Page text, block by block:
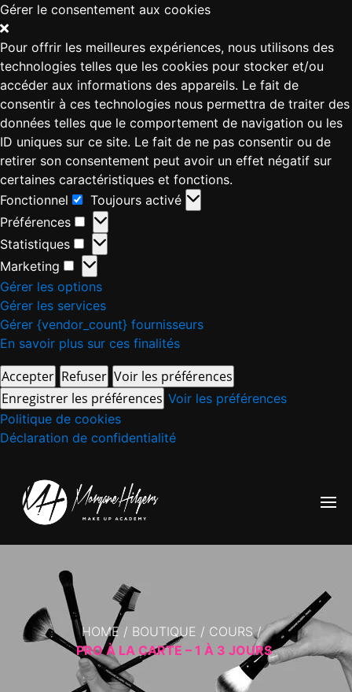
Gérer le consentement aux cookies
Pour offrir les meilleures expériences, nous utilisons des
technologies telles que les cookies pour stocker et/ou
accéder aux informations des appareils. Le fait de
consentir à ces technologies nous permettra de traiter des
données telles que le comportement de navigation ou les
ID uniques sur ce site. Le fait de ne pas consentir ou de
retirer son consentement peut avoir un effet négatif sur
certaines caractéristiques et fonctions.
Fonctionnel
Toujours activé
Préférences
Statistiques
Marketing
Gérer les options
Gérer les services
Gérer {vendor_count} fournisseurs
En savoir plus sur ces finalités
Accepter Refuser Voir les préférences
Enregistrer les préférences Voir les préférences
Politique de cookies
Déclaration de confidentialité
HOME / BOUTIQUE / COURS /
PRO À LA CARTE – 1 À 3 JOURS